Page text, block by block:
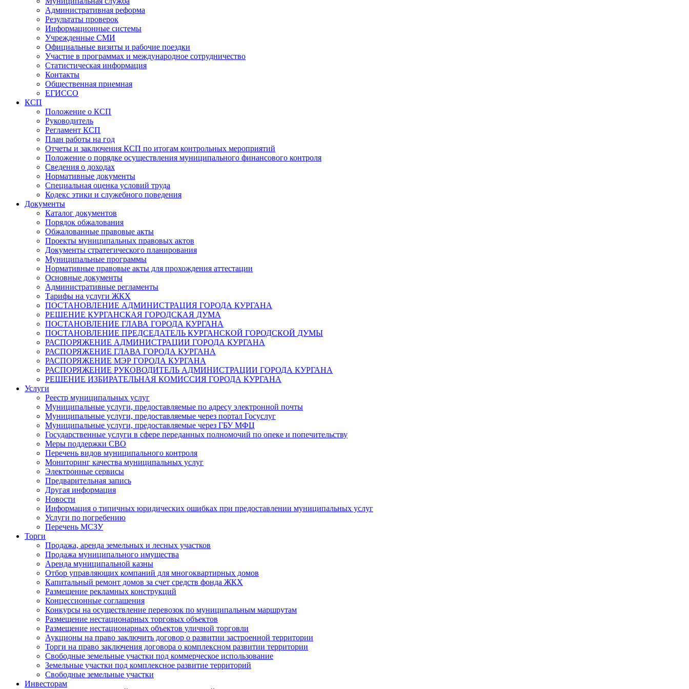
Административная реформа
Результаты проверок
Информационные системы
Учрежденные СМИ
Официальные визиты и рабочие поездки
Участие в программах и международное сотрудничество
Статистическая информация
Контакты
Общественная приемная
ЕГИССО
КСП
Положение о КСП
Руководитель
Регламент КСП
План работы на год
Отчеты и заключения КСП по итогам контрольных мероприятий
Положение о порядке осуществления муниципального финансового контроля
Сведения о доходах
Нормативные документы
Специальная оценка условий труда
Кодекс этики и служебного поведения
Документы
Каталог документов
Порядок обжалования
Обжалованные правовые акты
Проекты муниципальных правовых актов
Документы стратегического планирования
Муниципальные программы
Нормативные правовые акты для прохождения аттестации
Основные документы
Административные регламенты
Тарифы на услуги ЖКХ
ПОСТАНОВЛЕНИЕ АДМИНИСТРАЦИЯ ГОРОДА КУРГАНА
РЕШЕНИЕ КУРГАНСКАЯ ГОРОДСКАЯ ДУМА
ПОСТАНОВЛЕНИЕ ГЛАВА ГОРОДА КУРГАНА
ПОСТАНОВЛЕНИЕ ПРЕДСЕДАТЕЛЬ КУРГАНСКОЙ ГОРОДСКОЙ ДУМЫ
РАСПОРЯЖЕНИЕ АДМИНИСТРАЦИИ ГОРОДА КУРГАНА
РАСПОРЯЖЕНИЕ ГЛАВА ГОРОДА КУРГАНА
РАСПОРЯЖЕНИЕ МЭР ГОРОДА КУРГАНА
РАСПОРЯЖЕНИЕ РУКОВОДИТЕЛЬ АДМИНИСТРАЦИИ ГОРОДА КУРГАНА
РЕШЕНИЕ ИЗБИРАТЕЛЬНАЯ КОМИССИЯ ГОРОДА КУРГАНА
Услуги
Реестр муниципальных услуг
Муниципальные услуги, предоставляемые по адресу электронной почты
Муниципальные услуги, предоставляемые через портал Госуслуг
Муниципальные услуги, предоставляемые через ГБУ МФЦ
Государственные услуги в сфере переданных полномочий по опеке и попечительству
Меры поддержки СВО
Перечень видов муниципального контроля
Мониторинг качества муниципальных услуг
Электронные сервисы
Предварительная запись
Другая информация
Новости
Информация о типичных юридических ошибках при предоставлении муниципальных услуг
Услуги по погребению
Перечень МСЗУ
Торги
Продажа, аренда земельных и лесных участков
Продажа муниципального имущества
Аренда муниципальной казны
Отбор управляющих компаний для многоквартирных домов
Капитальный ремонт домов за счет средств фонда ЖКХ
Размещение рекламных конструкций
Концессионные соглашения
Конкурсы на осуществление перевозок по муниципальным маршрутам
Размещение нестационарных торговых объектов
Размещение нестационарных объектов уличной торговли
Аукционы на право заключить договор о развитии застроенной территории
Торги на право заключения договора о комплексном развитии территории
Свободные земельные участки под коммерческое использование
Земельные участки под комплексное развитие территорий
Свободные земельные участки
Инвесторам